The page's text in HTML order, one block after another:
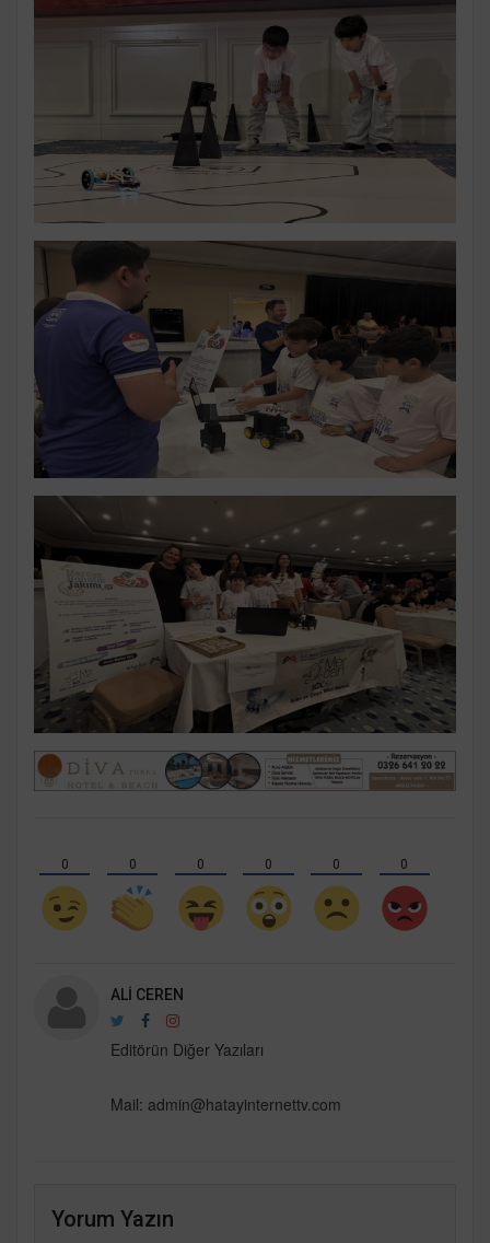
0 0 0 0 0 0
ALI CEREN
Editörün Diğer Yazıları
Mail: admin@hatayinternettv.com
Yorum Yazın